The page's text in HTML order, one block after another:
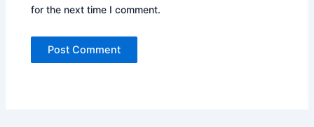
for the next time I comment.